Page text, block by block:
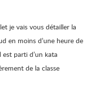
je vais vous détailler la
en moins d’une heure de
parti d’un kata
de la classe